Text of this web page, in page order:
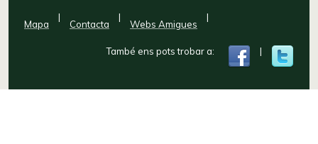
Mapa
|
Contacta
|
Webs Amigues
|
També ens pots trobar a: |